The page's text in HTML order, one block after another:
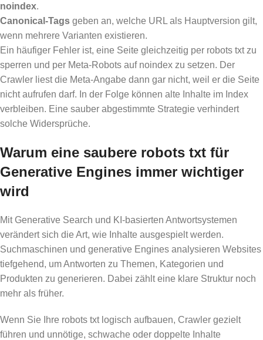
noindex.
Canonical-Tags geben an, welche URL als Hauptversion gilt,
wenn mehrere Varianten existieren.
Ein häufiger Fehler ist, eine Seite gleichzeitig per robots txt zu
sperren und per Meta-Robots auf noindex zu setzen. Der
Crawler liest die Meta-Angabe dann gar nicht, weil er die Seite
nicht aufrufen darf. In der Folge können alte Inhalte im Index
verbleiben. Eine sauber abgestimmte Strategie verhindert
solche Widersprüche.
Warum eine saubere robots txt für
Generative Engines immer wichtiger
wird
Mit Generative Search und KI-basierten Antwortsystemen
verändert sich die Art, wie Inhalte ausgespielt werden.
Suchmaschinen und generative Engines analysieren Websites
tiefgehend, um Antworten zu Themen, Kategorien und
Produkten zu generieren. Dabei zählt eine klare Struktur noch
mehr als früher.
Wenn Sie Ihre robots txt logisch aufbauen, Crawler gezielt
führen und unnötige, schwache oder doppelte Inhalte